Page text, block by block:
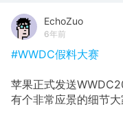
EchoZuo
6年前
#WWDC假料大赛
苹果正式发送
有个非常应景的细节